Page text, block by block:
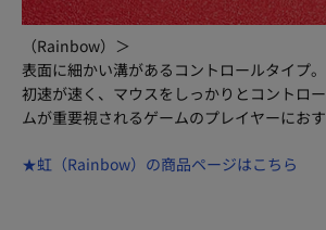
（Rainbow）＞
表面に細かい溝があるコントロールタイプ。
初速が速く、マウスをしっかりとコントロ
ムが重要視されるゲームのプレイヤーにおす
★虹（Rainbow）の商品ページはこちら